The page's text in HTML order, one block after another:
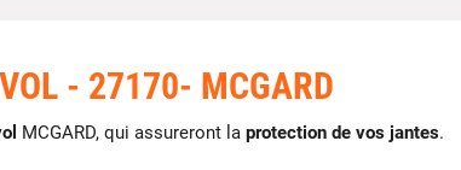
- 27170- MCGARD
MCGARD, qui assureront la protection de vos jantes.